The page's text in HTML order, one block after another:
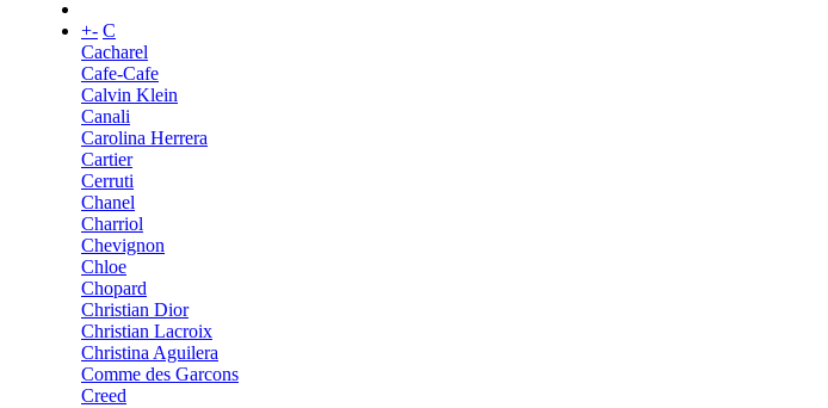
+- C
Cacharel
Cafe-Cafe
Calvin Klein
Canali
Carolina Herrera
Cartier
Cerruti
Chanel
Charriol
Chevignon
Chloe
Chopard
Christian Dior
Christian Lacroix
Christina Aguilera
Comme des Garcons
Creed